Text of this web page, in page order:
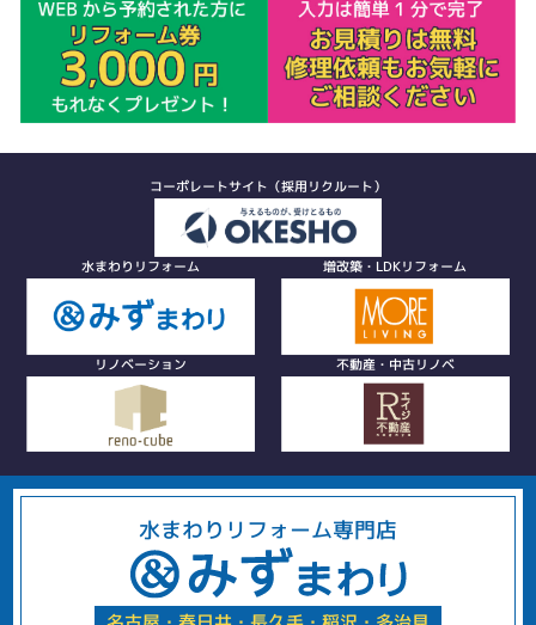
コーポレートサイト（採用リクルート）
水まわりリフォーム 増改築・LDKリフォーム
リノベーション 不動産・中古リノベ
水まわりリフォーム専門店